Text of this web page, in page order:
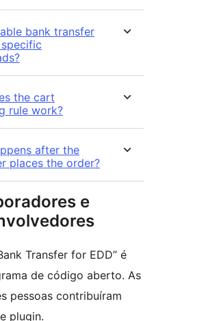
bank transfer
the cart
rule work?
after the
places the order?
e
Transfer for EDD” é
de código aberto. As
pessoas contribuíram
plugin.